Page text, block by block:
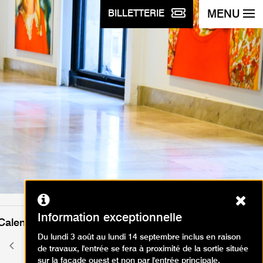
BILLETTERIE MENU
des événements
août 2026
Mois
précédent
Mois
suivant
Information exceptionnelle
Du lundi 3 août au lundi 14 septembre inclus en raison
de travaux, l'entrée se fera à proximité de la sortie située
sur la façade ouest et non par l'entrée principale.